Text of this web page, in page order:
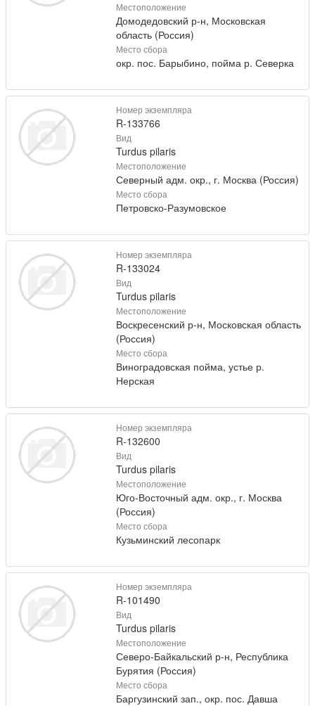
Местоположение
Домодедовский р-н, Московская
область (Россия)
Место сбора
окр. пос. Барыбино, пойма р. Северка
Номер экземпляра
R-133766
Вид
Turdus pilaris
Местоположение
Северный адм. окр., г. Москва (Россия)
Место сбора
Петровско-Разумовское
Номер экземпляра
R-133024
Вид
Turdus pilaris
Местоположение
Воскресенский р-н, Московская область
(Россия)
Место сбора
Виноградовская пойма, устье р.
Нерская
Номер экземпляра
R-132600
Вид
Turdus pilaris
Местоположение
Юго-Восточный адм. окр., г. Москва
(Россия)
Место сбора
Кузьминский лесопарк
Номер экземпляра
R-101490
Вид
Turdus pilaris
Местоположение
Северо-Байкальский р-н, Республика
Бурятия (Россия)
Место сбора
Баргузинский зап., окр. пос. Давша